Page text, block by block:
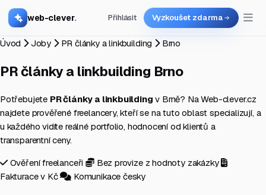
web-clever. Přihlásit Vyzkoušet zdarma
Úvod Joby PR články a linkbuilding Brno
PR články a linkbuilding Brno
Potřebujete PR články a linkbuilding v Brně? Na Web-clever.cz
najdete prověřené freelancery, kteří se na tuto oblast specializují, a
u každého vidíte reálné portfolio, hodnocení od klientů a
transparentní ceny.
Ověření freelanceři
Bez provize z hodnoty zakázky
Fakturace v Kč
Komunikace česky